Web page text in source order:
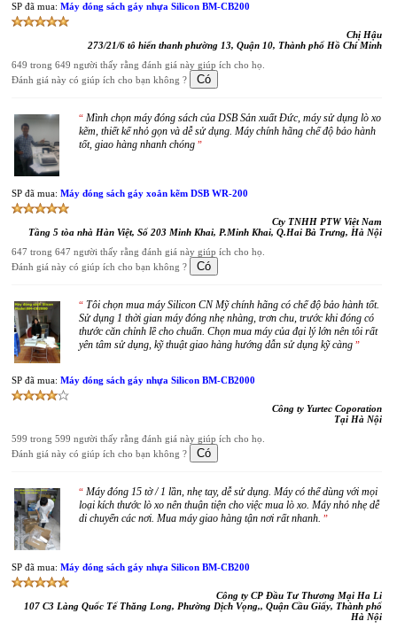
SP đã mua: Máy đóng sách gáy nhựa Silicon BM-CB200
Chị Hậu
273/21/6 tô hiến thanh phường 13, Quận 10, Thành phố Hồ Chí Minh
649 trong 649 người thấy rằng đánh giá này giúp ích cho họ.
Đánh giá này có giúp ích cho bạn không ?
“ Mình chọn máy đóng sách của DSB Sản xuất Đức, máy sử dụng lò xo
kẽm, thiết kế nhỏ gọn và dễ sử dụng. Máy chính hãng chế độ bảo hành
tốt, giao hàng nhanh chóng ”
SP đã mua: Máy đóng sách gáy xoắn kẽm DSB WR-200
Cty TNHH PTW Việt Nam
Tầng 5 tòa nhà Hàn Việt, Số 203 Minh Khai, P.Minh Khai, Q.Hai Bà Trưng, Hà Nội
647 trong 647 người thấy rằng đánh giá này giúp ích cho họ.
Đánh giá này có giúp ích cho bạn không ?
“ Tôi chọn mua máy Silicon CN Mỹ chính hãng có chế độ bảo hành tốt.
Sử dụng 1 thời gian máy đóng nhẹ nhàng, trơn chu, trước khi đóng có
thước căn chỉnh lề cho chuẩn. Chọn mua máy của đại lý lớn nên tôi rất
yên tâm sử dụng, kỹ thuật giao hàng hướng dẫn sử dụng kỹ càng ”
SP đã mua: Máy đóng sách gáy nhựa Silicon BM-CB2000
Công ty Yurtec Coporation
Tại Hà Nội
599 trong 599 người thấy rằng đánh giá này giúp ích cho họ.
Đánh giá này có giúp ích cho bạn không ?
“ Máy đóng 15 tờ / 1 lần, nhẹ tay, dễ sử dụng. Máy có thể dùng với mọi
loại kích thước lò xo nên thuận tiện cho việc mua lò xo. Máy nhỏ nhẹ dễ
di chuyển các nơi. Mua máy giao hàng tận nơi rất nhanh. ”
SP đã mua: Máy đóng sách gáy nhựa Silicon BM-CB200
Công ty CP Đầu Tư Thương Mại Ha Li
107 C3 Làng Quốc Tế Thăng Long, Phường Dịch Vọng,, Quận Cầu Giấy, Thành phố
Hà Nội